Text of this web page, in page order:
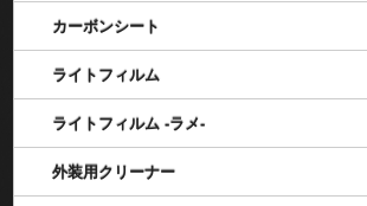
カーボンシート
ライトフィルム
ライトフィルム -ラメ-
外装用クリーナー